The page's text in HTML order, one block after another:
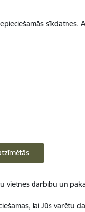
vietnes darbību un
lai Jūs varētu